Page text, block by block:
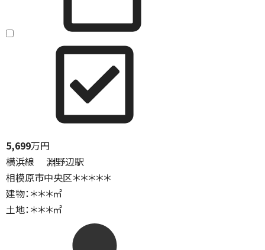
5,699万円
横浜線 淵野辺駅
相模原市中央区＊＊＊＊＊
建物：＊＊＊㎡
土地：＊＊＊㎡